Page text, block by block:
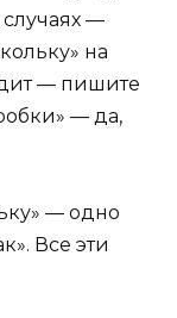
—
на
— пишите
— да,
— одно
Все эти